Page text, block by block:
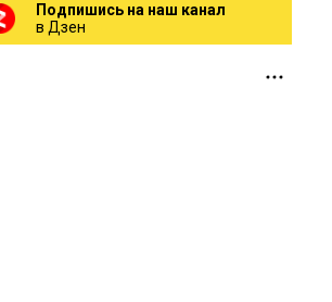
Подпишись на наш канал
в Дзен